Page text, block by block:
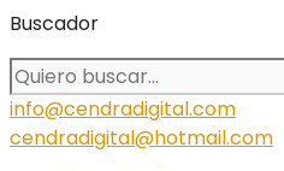
Buscador
info@cendradigital.com
cendradigital@hotmail.com